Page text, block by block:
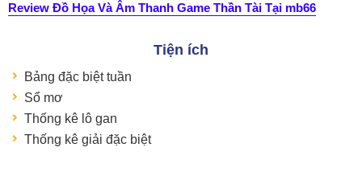
Review Đồ Họa Và Âm Thanh Game Thần Tài Tại mb66
Tiện ích
Bảng đặc biệt tuần
Sổ mơ
Thống kê lô gan
Thống kê giải đặc biệt